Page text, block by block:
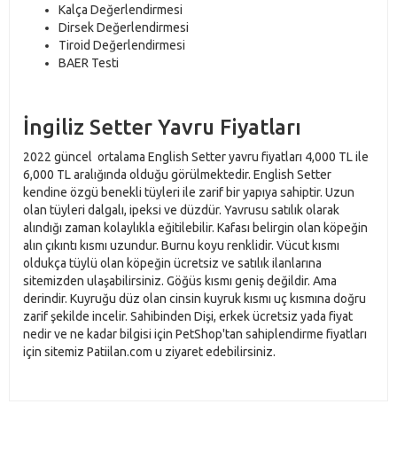
Kalça Değerlendirmesi
Dirsek Değerlendirmesi
Tiroid Değerlendirmesi
BAER Testi
İngiliz Setter Yavru Fiyatları
2022 güncel ortalama English Setter yavru fiyatları 4,000 TL ile
6,000 TL aralığında olduğu görülmektedir. English Setter
kendine özgü benekli tüyleri ile zarif bir yapıya sahiptir. Uzun
olan tüyleri dalgalı, ipeksi ve düzdür. Yavrusu satılık olarak
alındığı zaman kolaylıkla eğitilebilir. Kafası belirgin olan köpeğin
alın çıkıntı kısmı uzundur. Burnu koyu renklidir. Vücut kısmı
oldukça tüylü olan köpeğin ücretsiz ve satılık ilanlarına
sitemizden ulaşabilirsiniz. Göğüs kısmı geniş değildir. Ama
derindir. Kuyruğu düz olan cinsin kuyruk kısmı uç kısmına doğru
zarif şekilde incelir. Sahibinden Dişi, erkek ücretsiz yada fiyat
nedir ve ne kadar bilgisi için PetShop'tan sahiplendirme fiyatları
için sitemiz Patiilan.com u ziyaret edebilirsiniz.